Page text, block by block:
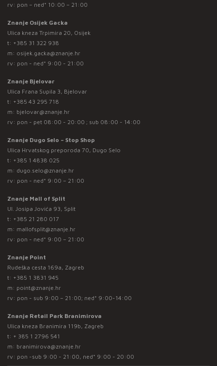
rv: pon – ned* 10:00 – 21:00
Znanje Osijek Gacka
Ulica kneza Trpimira 20, Osijek
t: +385 31 322 938
m: osijek.gacka@znanje.hr
rv: pon - ned* 9:00 - 21:00
Znanje Bjelovar
Ulica Frana Supila 3, Bjelovar
t: +385 43 295 718
m: bjelovar@znanje.hr
rv: pon - pet 08:00 - 20:00 ; sub 08:00 - 14:00
Znanje Dugo Selo – Stop Shop
Ulica Hrvatskog preporoda 70, Dugo Selo
t: +385 1 4838 025
m: dugo.selo@znanje.hr
rv: pon - ned* 9:00 – 21:00
Znanje Mall of Split
Ul. Josipa Jovića 93, Split
t: +385 21 280 017
m: mallofsplit@znanje.hr
rv: pon - ned* 9:00 – 21:00
Znanje Point
Rudeška cesta 169a, Zagreb
t: +385 1 3831 945
m: point@znanje.hr
rv: pon - sub 9:00 – 21:00; ned* 9:00-14:00
Znanje Retail Park Branimirova
Ulica kneza Branimira 119b, Zagreb
t: + 385 1 2796 541
m: branimirova@znanje.hr
rv: pon -sub 9:00 - 21:00, ned* 9:00 - 20:00